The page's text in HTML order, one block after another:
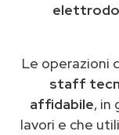
Le operazioni
staff
affidabile, in
lavori e che